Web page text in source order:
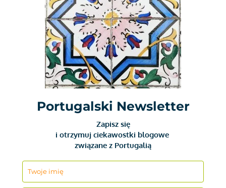
Portugalski Newsletter
Zapisz się
i otrzymuj ciekawostki blogowe
związane z Portugalią